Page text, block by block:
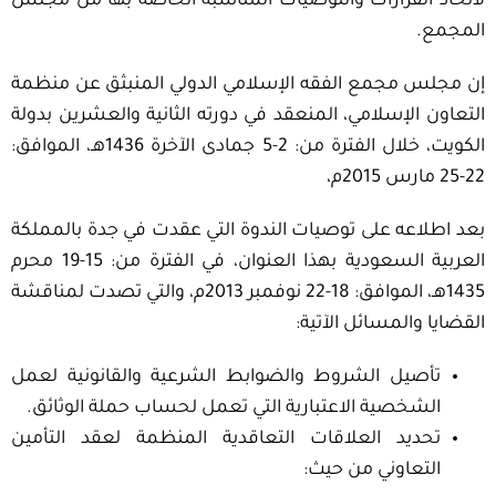
المجمع.
إن مجلس مجمع الفقه الإسلامي الدولي المنبثق عن منظمة
التعاون الإسلامي، المنعقد في دورته الثانية والعشرين بدولة
الكويت، خلال الفترة من: 2-5 جمادى الآخرة 1436هـ، الموافق:
22-25 مارس 2015م،
بعد اطلاعه على توصيات الندوة التي عقدت في جدة بالمملكة
العربية السعودية بهذا العنوان، في الفترة من: 15-19 محرم
1435هـ، الموافق: 18-22 نوفمبر 2013م، والتي تصدت لمناقشة
القضايا والمسائل الآتية:
تأصيل الشروط والضوابط الشرعية والقانونية لعمل
الشخصية الاعتبارية التي تعمل لحساب حملة الوثائق.
تحديد العلاقات التعاقدية المنظمة لعقد التأمين
التعاوني من حيث: